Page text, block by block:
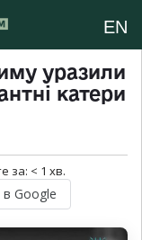
EN
уразили
катери
за: < 1 хв.
в Google